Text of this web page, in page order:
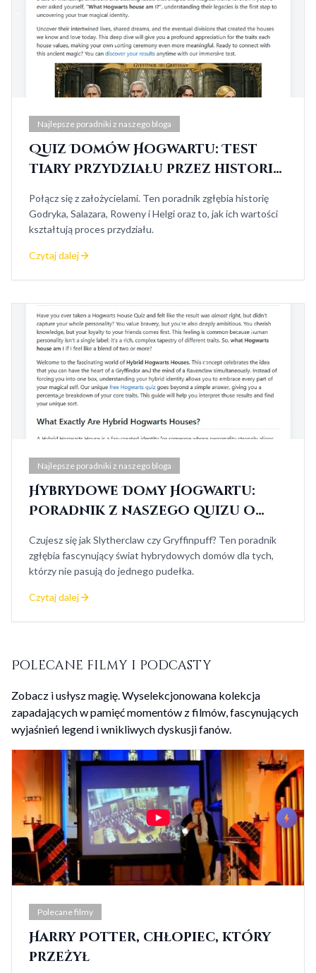
Najlepsze poradniki z naszego bloga
Quiz Domów Hogwartu: Test
Tiary Przydziału przez historię
Połącz się z założycielami. Ten poradnik zgłębia historię
Godryka, Salazara, Roweny i Helgi oraz to, jak ich wartości
kształtują proces przydziału.
Czytaj dalej
Najlepsze poradniki z naszego bloga
Hybrydowe Domy Hogwartu:
Poradnik z naszego quizu o
Czujesz się jak Slytherclaw czy Gryffinpuff? Ten poradnik
zgłębia fascynujący świat hybrydowych domów dla tych,
którzy nie pasują do jednego pudełka.
Czytaj dalej
Polecane filmy i podcasty
Zobacz i usłysz magię. Wyselekcjonowana kolekcja
zapadających w pamięć momentów z filmów, fascynujących
wyjaśnień legend i wnikliwych dyskusji fanów.
Polecane filmy
Harry Potter, chłopiec, który
przeżył